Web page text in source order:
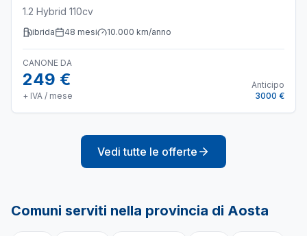
1.2 Hybrid 110cv
ibrida 48 mesi 10.000 km/anno
CANONE DA
249 €
+ IVA / mese
Anticipo
3000 €
Vedi tutte le offerte
Comuni serviti nella provincia di Aosta